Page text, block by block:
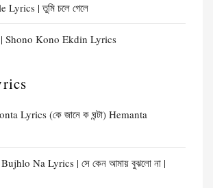
| তুমি চলে গেলে
| Shono Kono Ekdin Lyrics
Lyrics (কে জানে ক ঘন্টা) Hemanta
Na Lyrics | সে কেন আমায় বুঝলো না |